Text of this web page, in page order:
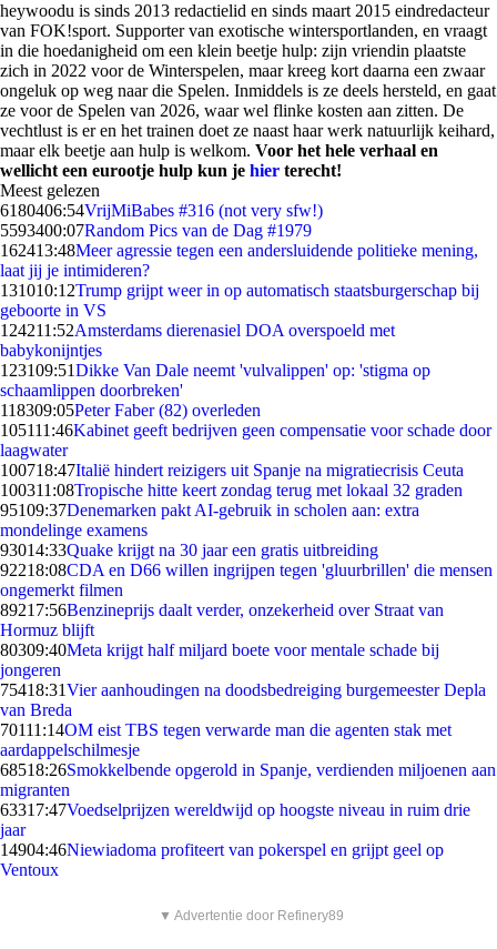
heywoodu is sinds 2013 redactielid en sinds maart 2015 eindredacteur
van FOK!sport. Supporter van exotische wintersportlanden, en vraagt
in die hoedanigheid om een klein beetje hulp: zijn vriendin plaatste
zich in 2022 voor de Winterspelen, maar kreeg kort daarna een zwaar
ongeluk op weg naar die Spelen. Inmiddels is ze deels hersteld, en gaat
ze voor de Spelen van 2026, waar wel flinke kosten aan zitten. De
vechtlust is er en het trainen doet ze naast haar werk natuurlijk keihard,
maar elk beetje aan hulp is welkom. Voor het hele verhaal en
wellicht een eurootje hulp kun je hier terecht!
Meest gelezen
6180406:54VrijMiBabes #316 (not very sfw!)
5593400:07Random Pics van de Dag #1979
162413:48Meer agressie tegen een andersluidende politieke mening,
laat jij je intimideren?
131010:12Trump grijpt weer in op automatisch staatsburgerschap bij
geboorte in VS
124211:52Amsterdams dierenasiel DOA overspoeld met
babykonijntjes
123109:51Dikke Van Dale neemt 'vulvalippen' op: 'stigma op
schaamlippen doorbreken'
118309:05Peter Faber (82) overleden
105111:46Kabinet geeft bedrijven geen compensatie voor schade door
laagwater
100718:47Italië hindert reizigers uit Spanje na migratiecrisis Ceuta
100311:08Tropische hitte keert zondag terug met lokaal 32 graden
95109:37Denemarken pakt AI-gebruik in scholen aan: extra
mondelinge examens
93014:33Quake krijgt na 30 jaar een gratis uitbreiding
92218:08CDA en D66 willen ingrijpen tegen 'gluurbrillen' die mensen
ongemerkt filmen
89217:56Benzineprijs daalt verder, onzekerheid over Straat van
Hormuz blijft
80309:40Meta krijgt half miljard boete voor mentale schade bij
jongeren
75418:31Vier aanhoudingen na doodsbedreiging burgemeester Depla
van Breda
70111:14OM eist TBS tegen verwarde man die agenten stak met
aardappelschilmesje
68518:26Smokkelbende opgerold in Spanje, verdienden miljoenen aan
migranten
63317:47Voedselprijzen wereldwijd op hoogste niveau in ruim drie
jaar
14904:46Niewiadoma profiteert van pokerspel en grijpt geel op
Ventoux
▼ Advertentie door Refinery89